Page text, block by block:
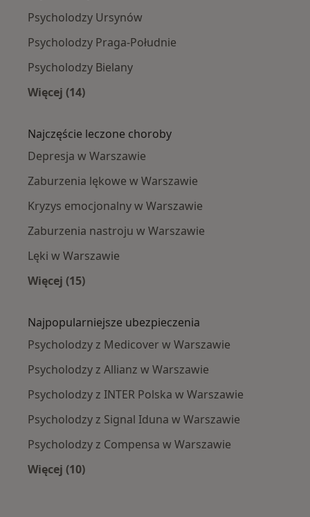
Psycholodzy Ursynów
Psycholodzy Praga-Południe
Psycholodzy Bielany
Więcej (14)
Najczęście leczone choroby
Depresja w Warszawie
Zaburzenia lękowe w Warszawie
Kryzys emocjonalny w Warszawie
Zaburzenia nastroju w Warszawie
Lęki w Warszawie
Więcej (15)
Najpopularniejsze ubezpieczenia
Psycholodzy z Medicover w Warszawie
Psycholodzy z Allianz w Warszawie
Psycholodzy z INTER Polska w Warszawie
Psycholodzy z Signal Iduna w Warszawie
Psycholodzy z Compensa w Warszawie
Więcej (10)